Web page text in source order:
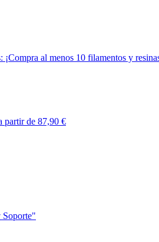
¡Compra al menos 10 filamentos y
partir de 87,90 €
Soporte"